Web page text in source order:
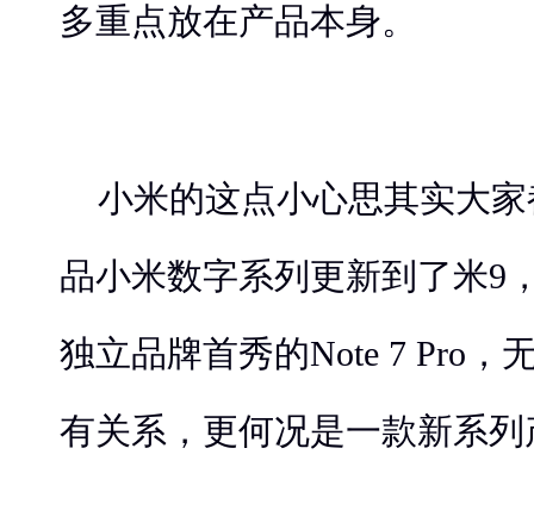
多重点放在产品本身。
小米的这点小心思其实大
品小米数字系列更新到了米9
独立品牌首秀的Note 7 Pro，
有关系，更何况是一款新系